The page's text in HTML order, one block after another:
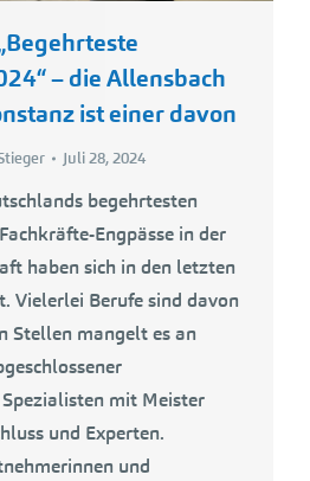
– die Allensbach
ist einer davon
Juli 28, 2024
begehrtesten
Engpässe in der
haben sich in den letzten
Vielerlei Berufe sind davon
Stellen mangelt es an
mit Meister
und Experten.
und